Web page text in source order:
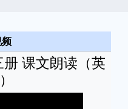
册 课文朗读（英